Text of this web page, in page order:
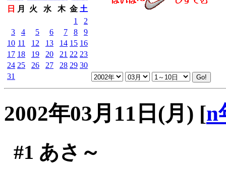
日
月 火 水 木 金 土
1
2
3
4 5 6 7 8
9
10 11 12 13 14 15 16
17 18 19 20 21 22 23
24 25 26 27 28 29 30
31
2002年03月11日(月) [n
#1 あさ～